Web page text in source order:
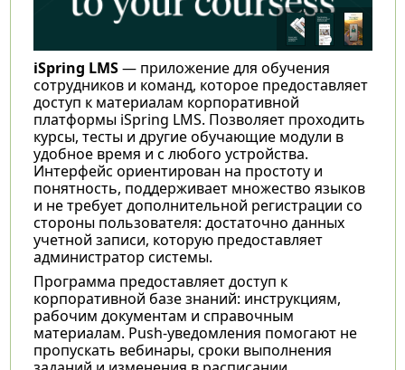
iSpring LMS— приложение для обучения
сотрудников и команд, которое предоставляет
доступ к материалам корпоративной
платформы iSpring LMS. Позволяет проходить
курсы, тесты и другие обучающие модули в
удобное время и с любого устройства.
Интерфейс ориентирован на простоту и
понятность, поддерживает множество языков
и не требует дополнительной регистрации со
стороны пользователя: достаточно данных
учетной записи, которую предоставляет
администратор системы.
Программа предоставляет доступ к
корпоративной базе знаний: инструкциям,
рабочим документам и справочным
материалам. Push-уведомления помогают не
пропускать вебинары, сроки выполнения